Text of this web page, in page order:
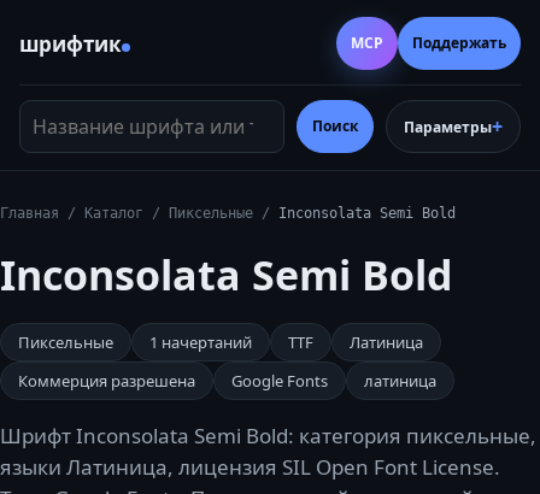
шрифтик
Название шрифта или тег
Поиск Параметры
MCP Поддержать
Главная / Каталог / Пиксельные / Inconsolata Semi Bold
Inconsolata Semi Bold
Пиксельные 1 начертаний TTF
Латиница
Коммерция разрешена
Google Fonts латиница
Шрифт Inconsolata Semi Bold: категория пиксельные,
языки Латиница, лицензия SIL Open Font License.